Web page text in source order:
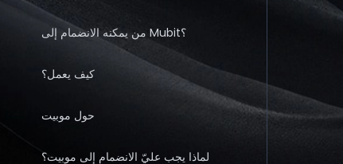
من يمكنه الانضمام إلى Mubit؟
كيف يعمل؟
حول موبيت
لماذا يجب عليّ الانضمام إلى موبيت؟